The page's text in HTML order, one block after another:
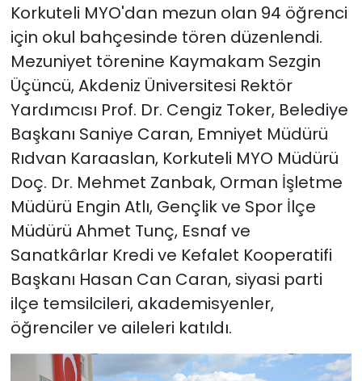
Korkuteli MYO'dan mezun olan 94 öğrenci
için okul bahçesinde tören düzenlendi.
Mezuniyet törenine Kaymakam Sezgin
Üçüncü, Akdeniz Üniversitesi Rektör
Yardımcısı Prof. Dr. Cengiz Toker, Belediye
Başkanı Saniye Caran, Emniyet Müdürü
Rıdvan Karaaslan, Korkuteli MYO Müdürü
Doç. Dr. Mehmet Zanbak, Orman İşletme
Müdürü Engin Atlı, Gençlik ve Spor İlçe
Müdürü Ahmet Tunç, Esnaf ve
Sanatkârlar Kredi ve Kefalet Kooperatifi
Başkanı Hasan Can Caran, siyasi parti
ilçe temsilcileri, akademisyenler,
öğrenciler ve aileleri katıldı.